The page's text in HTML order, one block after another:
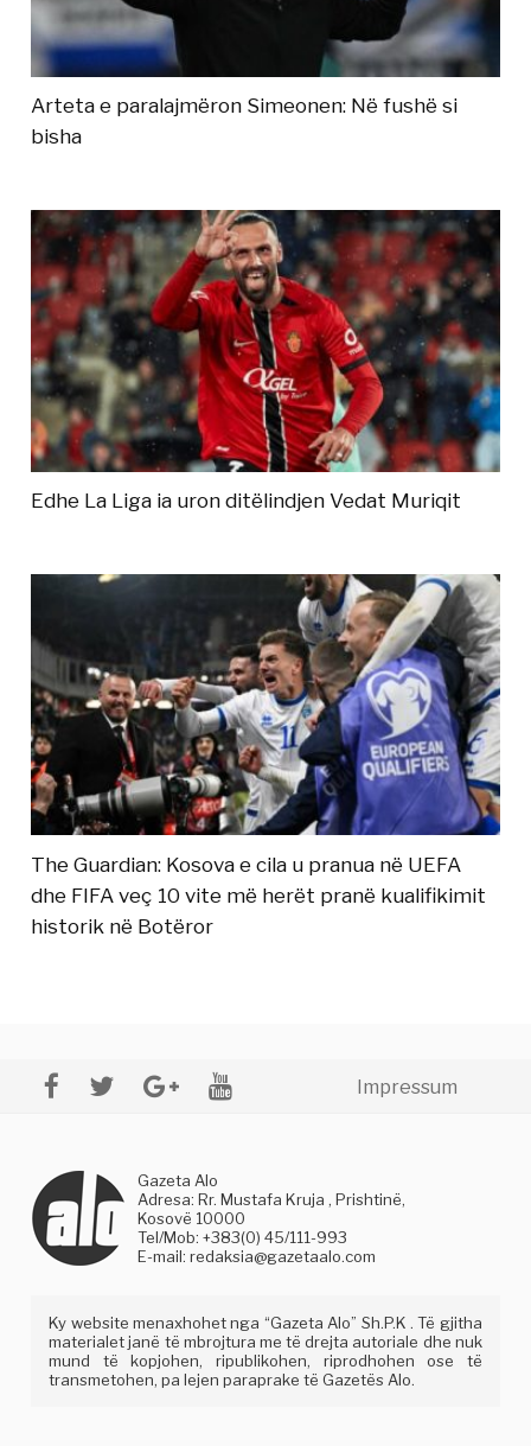
Arteta e paralajmëron Simeonen: Në fushë si
bisha
Edhe La Liga ia uron ditëlindjen Vedat Muriqit
The Guardian: Kosova e cila u pranua në UEFA
dhe FIFA veç 10 vite më herët pranë kualifikimit
historik në Botëror
Impressum
Gazeta Alo
Adresa: Rr. Mustafa Kruja , Prishtinë,
Kosovë 10000
Tel/Mob: +383(0) 45/111-993
E-mail:redaksia@gazetaalo.com
Ky website menaxhohet nga “Gazeta Alo” Sh.P.K . Të gjitha
materialet janë të mbrojtura me të drejta autoriale dhe nuk
mund të kopjohen, ripublikohen, riprodhohen ose të
transmetohen, pa lejen paraprake të Gazetës Alo.